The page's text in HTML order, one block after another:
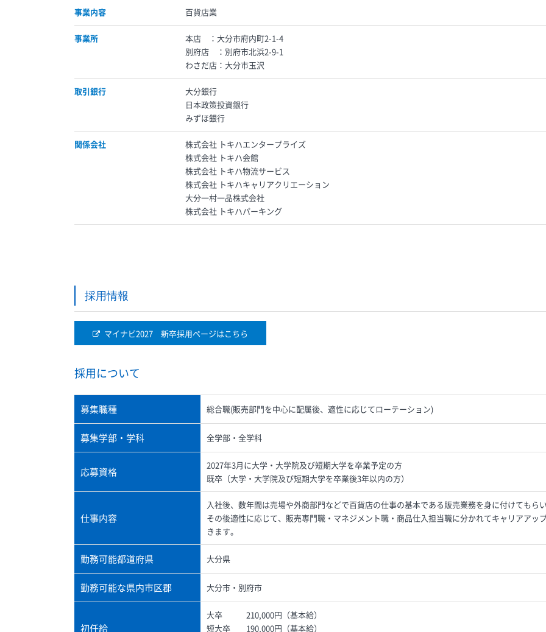
事業内容 百貨店業
事業所
本店 ：大分市府内町2-1-4
別府店 ：別府市北浜2-9-1
わさだ店：大分市玉沢
取引銀行
大分銀行
日本政策投資銀行
みずほ銀行
関係会社
株式会社 トキハエンタープライズ
株式会社 トキハ会館
株式会社 トキハ物流サービス
株式会社 トキハキャリアクリエーション
大分一村一品株式会社
株式会社 トキハパーキング
採用情報
マイナビ2027 新卒採用ページはこちら
採用について
募集職種 総合職(販売部門を中心に配属後、適性に応じてローテーション)
募集学部・学科 全学部・全学科
応募資格
2027年3月に大学・大学院及び短期大学を卒業予定の方
既卒（大学・大学院及び短期大学を卒業後3年以内の方）
仕事内容
入社後、数年間は売場や外商部門などで百貨店の仕事の基本である販売業務を身に付けてもら
その後適性に応じて、販売専門職・マネジメント職・商品仕入担当職に分かれてキャリアアッ
きます。
勤務可能都道府県 大分県
勤務可能な県内市区郡 大分市・別府市
初任給
大卒 210,000円（基本給）
短大卒 190,000円（基本給）